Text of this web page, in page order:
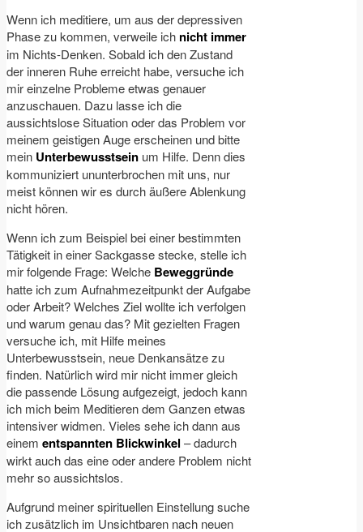
Wenn ich meditiere, um aus der depressiven
Phase zu kommen, verweile ich nicht immer
im Nichts-Denken. Sobald ich den Zustand
der inneren Ruhe erreicht habe, versuche ich
mir einzelne Probleme etwas genauer
anzuschauen. Dazu lasse ich die
aussichtslose Situation oder das Problem vor
meinem geistigen Auge erscheinen und bitte
mein Unterbewusstsein um Hilfe. Denn dies
kommuniziert ununterbrochen mit uns, nur
meist können wir es durch äußere Ablenkung
nicht hören.
Wenn ich zum Beispiel bei einer bestimmten
Tätigkeit in einer Sackgasse stecke, stelle ich
mir folgende Frage: Welche Beweggründe
hatte ich zum Aufnahmezeitpunkt der Aufgabe
oder Arbeit? Welches Ziel wollte ich verfolgen
und warum genau das? Mit gezielten Fragen
versuche ich, mit Hilfe meines
Unterbewusstsein, neue Denkansätze zu
finden. Natürlich wird mir nicht immer gleich
die passende Lösung aufgezeigt, jedoch kann
ich mich beim Meditieren dem Ganzen etwas
intensiver widmen. Vieles sehe ich dann aus
einem entspannten Blickwinkel – dadurch
wirkt auch das eine oder andere Problem nicht
mehr so aussichtslos.
Aufgrund meiner spirituellen Einstellung suche
ich zusätzlich im Unsichtbaren nach neuen